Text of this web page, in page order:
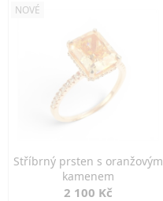
NOVÉ
Stříbrný prsten s oranžovým
kamenem
2 100 Kč